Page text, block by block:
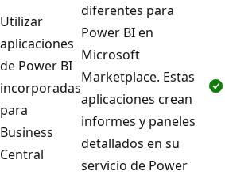
Utilizar
aplicaciones
de Power BI
incorporadas
para
Business
Central
diferentes para
Power BI en
Microsoft
Marketplace. Estas
aplicaciones crean
informes y paneles
detallados en su
servicio de Power